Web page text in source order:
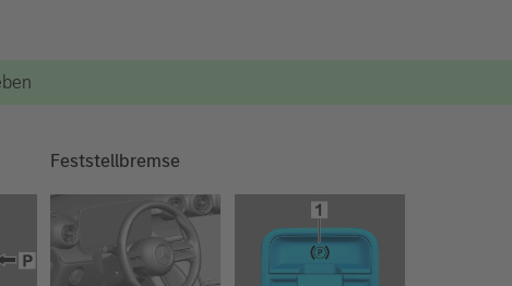
Feststellbremse